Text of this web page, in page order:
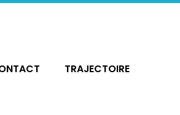
TRAJECTOIRE